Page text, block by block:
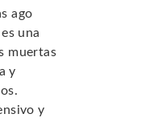
ago
una
muertas
y
y